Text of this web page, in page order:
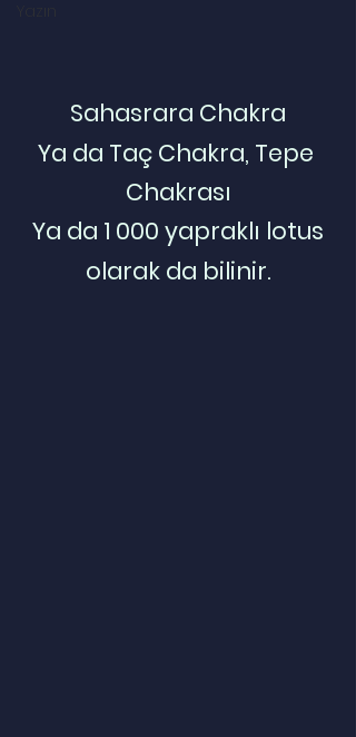
Sahasrara Chakra
Ya da Taç Chakra, Tepe
Chakrası
Ya da 1 000 yapraklı lotus
olarak da bilinir.